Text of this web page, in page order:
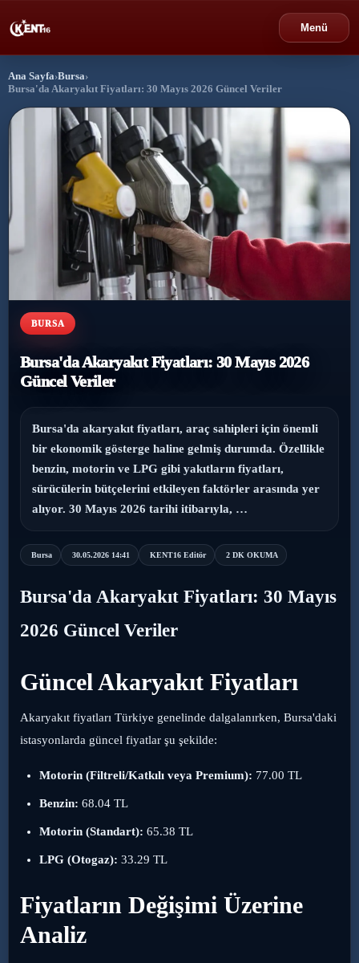
Menü
Bursa
Gündem
›
Ekonomi ›
Dünya
Magazin
Sağlık
Yaşam
Ana Sayfa›Bursa›
Bursa'da Akaryakıt Fiyatları: 30 Mayıs 2026 Güncel Veriler
BURSA
Bursa'da Akaryakıt Fiyatları: 30 Mayıs 2026
Güncel Veriler
Bursa'da akaryakıt fiyatları, araç sahipleri için önemli
bir ekonomik gösterge haline gelmiş durumda. Özellikle
benzin, motorin ve LPG gibi yakıtların fiyatları,
sürücülerin bütçelerini etkileyen faktörler arasında yer
alıyor. 30 Mayıs 2026 tarihi itibarıyla, …
Bursa 30.05.2026 14:41 KENT16 Editör 2 DK OKUMA
Bursa'da Akaryakıt Fiyatları: 30 Mayıs
2026 Güncel Veriler
Güncel Akaryakıt Fiyatları
Akaryakıt fiyatları Türkiye genelinde dalgalanırken, Bursa'daki
istasyonlarda güncel fiyatlar şu şekilde:
Motorin (Filtreli/Katkılı veya Premium): 77.00 TL
Benzin: 68.04 TL
Motorin (Standart): 65.38 TL
LPG (Otogaz): 33.29 TL
Fiyatların Değişimi Üzerine
Analiz